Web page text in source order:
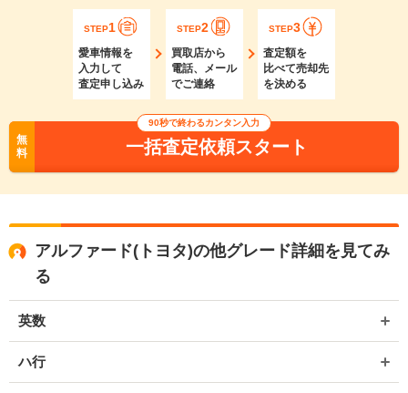
STEP1
愛車情報を
入力して
査定申し込み
STEP2
買取店から
電話、メール
でご連絡
STEP3
査定額を
比べて売却先
を決める
無
料
90秒で終わるカンタン入力
一括査定依頼スタート
アルファード(トヨタ)の他グレード詳細を見てみ
る
英数
ハ行